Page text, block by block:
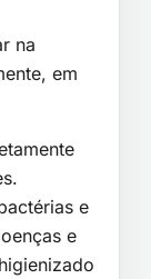
na
em
e
e